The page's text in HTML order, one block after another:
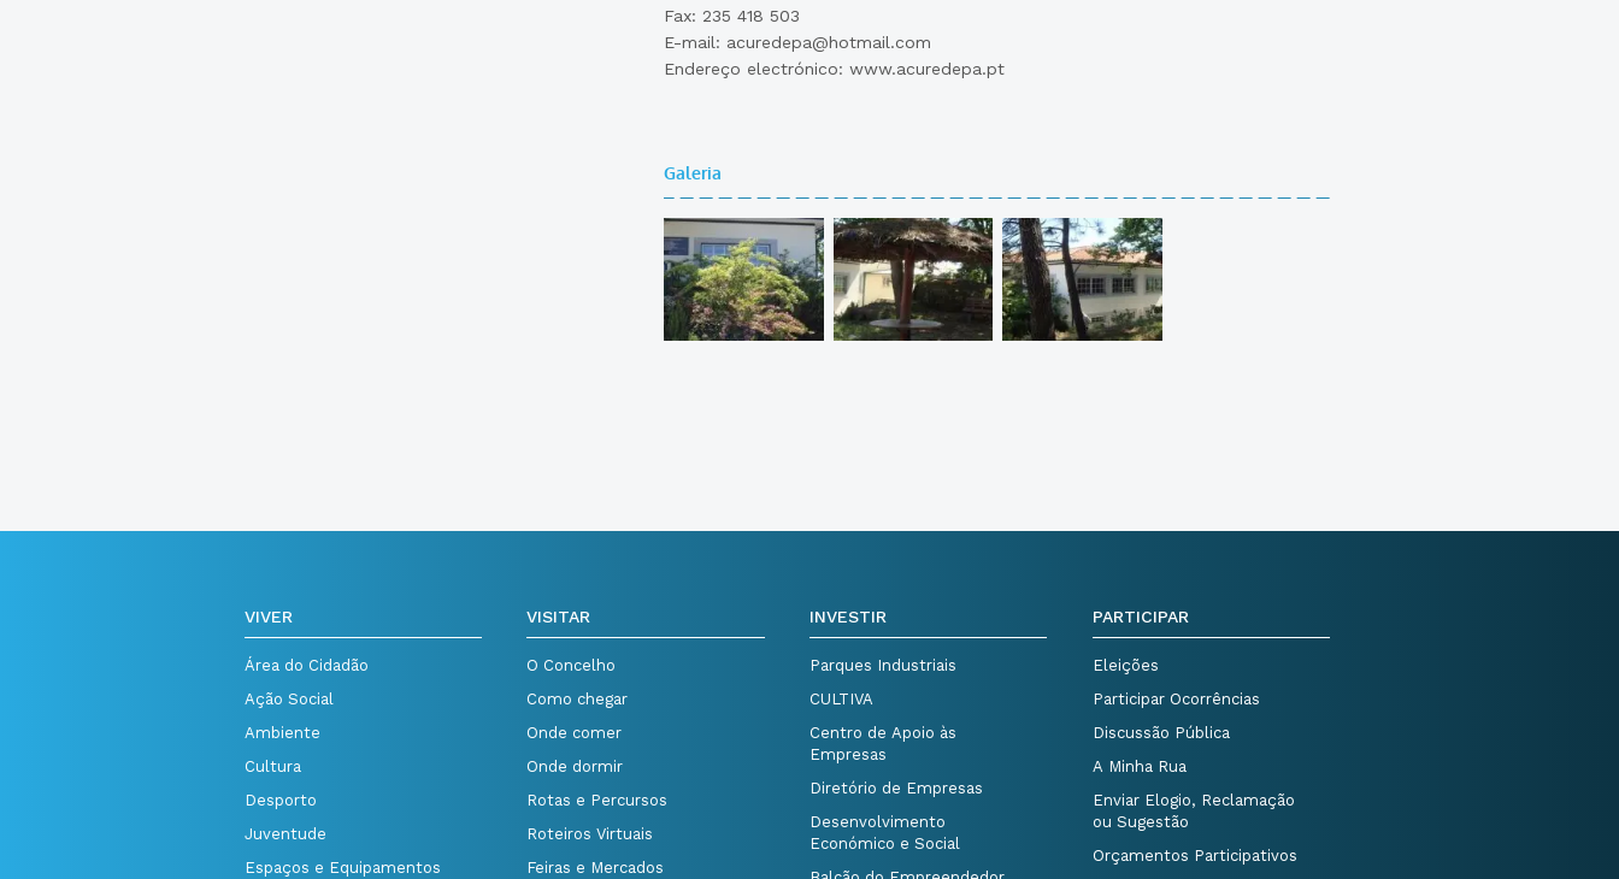
Fax: 235 418 503
E-mail: acuredepa@hotmail.com
Endereço electrónico: www.acuredepa.pt
Galeria
VIVER
Área do Cidadão
Ação Social
Ambiente
Cultura
Desporto
Juventude
Espaços e Equipamentos
VISITAR
O Concelho
Como chegar
Onde comer
Onde dormir
Rotas e Percursos
Roteiros Virtuais
Feiras e Mercados
INVESTIR
Parques Industriais
CULTIVA
Centro de Apoio às
Empresas
Diretório de Empresas
Desenvolvimento
Económico e Social
PARTICIPAR
Eleições
Participar Ocorrências
Discussão Pública
A Minha Rua
Enviar Elogio, Reclamação
ou Sugestão
Orçamentos Participativos